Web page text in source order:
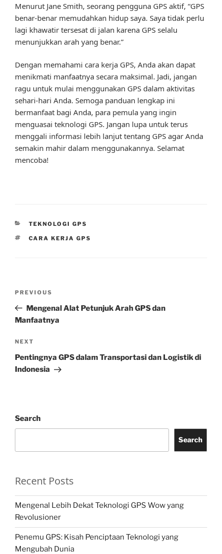
Menurut Jane Smith, seorang pengguna GPS aktif, “GPS
benar-benar memudahkan hidup saya. Saya tidak perlu
lagi khawatir tersesat di jalan karena GPS selalu
menunjukkan arah yang benar.”
Dengan memahami cara kerja GPS, Anda akan dapat
menikmati manfaatnya secara maksimal. Jadi, jangan
ragu untuk mulai menggunakan GPS dalam aktivitas
sehari-hari Anda. Semoga panduan lengkap ini
bermanfaat bagi Anda, para pemula yang ingin
menguasai teknologi GPS. Jangan lupa untuk terus
menggali informasi lebih lanjut tentang GPS agar Anda
semakin mahir dalam menggunakannya. Selamat
mencoba!
CATEGORIES
TEKNOLOGI GPS
TAGS
CARA KERJA GPS
Previous
Post
PREVIOUS
Mengenal Alat Petunjuk Arah GPS dan
Manfaatnya
Next
Post
NEXT
Pentingnya GPS dalam Transportasi dan Logistik di
Indonesia
Search
Search
Recent Posts
Mengenal Lebih Dekat Teknologi GPS Wow yang
Revolusioner
Penemu GPS: Kisah Penciptaan Teknologi yang
Mengubah Dunia